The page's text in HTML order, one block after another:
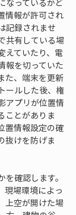
なっているかど
情報が許可され
記録されませ
共有している場
えていたり、電
報を切っていた
た、端末を更新
ールした後、権
アプリが位置情
ことがありま
置情報設定の確
抜けを防げま
確認します。
現場環境によっ
上空が開けた場